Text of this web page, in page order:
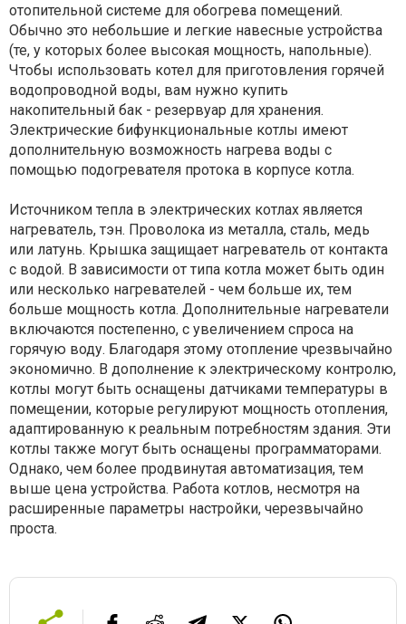
отопительной системе для обогрева помещений.
Обычно это небольшие и легкие навесные устройства
(те, у которых более высокая мощность, напольные).
Чтобы использовать котел для приготовления горячей
водопроводной воды, вам нужно купить
накопительный бак - резервуар для хранения.
Электрические бифункциональные котлы имеют
дополнительную возможность нагрева воды с
помощью подогревателя протока в корпусе котла.
Источником тепла в электрических котлах является
нагреватель, тэн. Проволока из металла, сталь, медь
или латунь. Крышка защищает нагреватель от контакта
с водой. В зависимости от типа котла может быть один
или несколько нагревателей - чем больше их, тем
больше мощность котла. Дополнительные нагреватели
включаются постепенно, с увеличением спроса на
горячую воду. Благодаря этому отопление чрезвычайно
экономично. В дополнение к электрическому контролю,
котлы могут быть оснащены датчиками температуры в
помещении, которые регулируют мощность отопления,
адаптированную к реальным потребностям здания. Эти
котлы также могут быть оснащены программаторами.
Однако, чем более продвинутая автоматизация, тем
выше цена устройства. Работа котлов, несмотря на
расширенные параметры настройки, черезвычайно
проста.